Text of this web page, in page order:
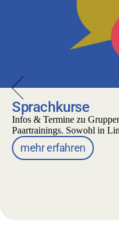
Sprachkurse
Infos & Termine zu
Paartrainings. Sowohl in
mehr erfahren